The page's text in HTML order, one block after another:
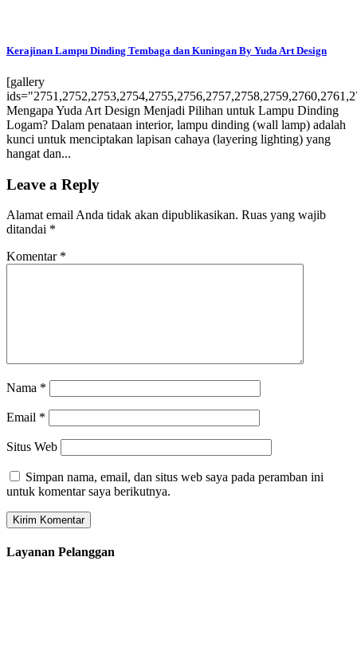
Kerajinan Lampu Dinding Tembaga dan Kuningan By Yuda Art Design
[gallery
Mengapa Yuda Art Design Menjadi Pilihan untuk Lampu Dinding
Logam? Dalam penataan interior, lampu dinding (wall lamp) adalah
kunci untuk menciptakan lapisan cahaya (layering lighting) yang
hangat dan...
Leave a Reply
Alamat email Anda tidak akan dipublikasikan. Ruas yang wajib
ditandai *
Komentar *
Nama *
Email *
Situs Web
Simpan nama, email, dan situs web saya pada peramban ini
untuk komentar saya berikutnya.
Layanan Pelanggan